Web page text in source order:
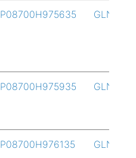
P08700H975635 GLN
P08700H975935 GLN
P08700H976135 GLN